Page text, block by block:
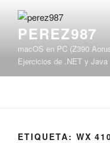
contenidoPEREZ987
macOS en PC (Z390
Ejercicios de .NET y Java
ETIQUETA: WX